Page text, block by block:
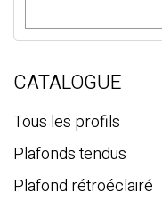
c
e
c
h
e
CATALOGUE
Tous les profils
Plafonds tendus
Plafond rétroéclairé